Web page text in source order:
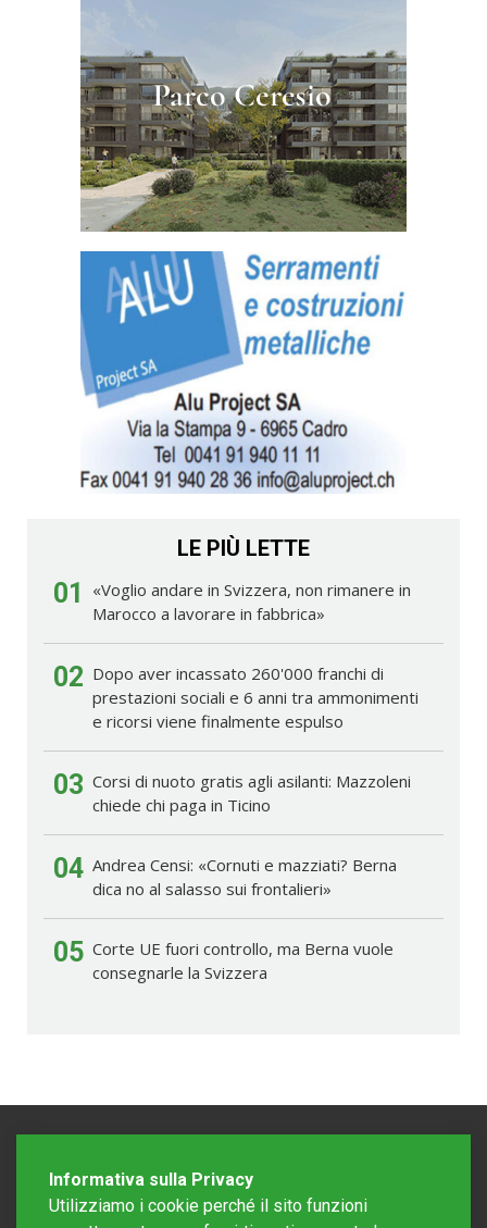
LE PIÙ LETTE
01
«Voglio andare in Svizzera, non rimanere in
Marocco a lavorare in fabbrica»
02 Dopo aver incassato 260'000 franchi di
prestazioni sociali e 6 anni tra ammonimenti
e ricorsi viene finalmente espulso
03 Corsi di nuoto gratis agli asilanti: Mazzoleni
chiede chi paga in Ticino
04 Andrea Censi: «Cornuti e mazziati? Berna
dica no al salasso sui frontalieri»
05 Corte UE fuori controllo, ma Berna vuole
consegnarle la Svizzera
Informativa sulla Privacy
Utilizziamo i cookie perché il sito funzioni